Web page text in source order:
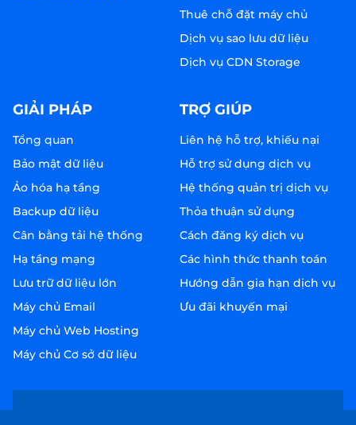
Thuê chỗ đặt máy chủ
Dịch vụ sao lưu dữ liệu
Dịch vụ CDN Storage
GIẢI PHÁP
Tổng quan
Bảo mật dữ liệu
Ảo hóa hạ tầng
Backup dữ liệu
Cân bằng tải hệ thống
Hạ tầng mạng
Lưu trữ dữ liệu lớn
Máy chủ Email
Máy chủ Web Hosting
Máy chủ Cơ sở dữ liệu
TRỢ GIÚP
Liên hệ hỗ trợ, khiếu nại
Hỗ trợ sử dụng dịch vụ
Hệ thống quản trị dịch vụ
Thỏa thuận sử dụng
Cách đăng ký dịch vụ
Các hình thức thanh toán
Hướng dẫn gia hạn dịch vụ
Ưu đãi khuyến mại